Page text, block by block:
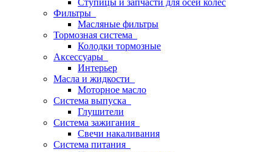
Ступицы и запчасти для осей колес
Фильтры
Масляные фильтры
Тормозная система
Колодки тормозные
Аксессуары
Интерьер
Масла и жидкости
Моторное масло
Система выпуска
Глушители
Система зажигания
Свечи накаливания
Система питания